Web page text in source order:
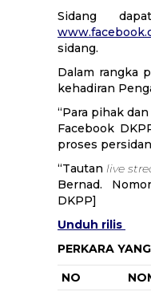
Sidang
sidang.
Dalam rangka
kehadiran
“Para pihak
Facebook
proses
“Tautan live
Bernad.
DKPP]
Unduh rilis
PERKARA
NO